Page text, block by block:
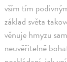
vším tím
základ světa
věnuje hmyzu
neuvěřitelně